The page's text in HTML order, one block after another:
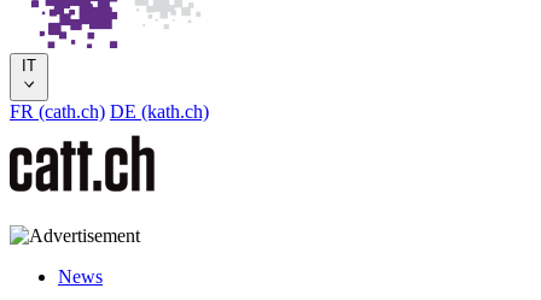
IT
FR (cath.ch) DE (kath.ch)
News